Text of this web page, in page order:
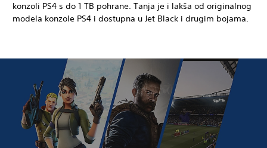
konzoli PS4 s do 1 TB pohrane. Tanja je i lakša od originalnog
modela konzole PS4 i dostupna u Jet Black i drugim bojama.